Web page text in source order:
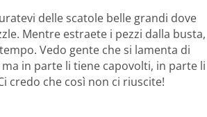
delle scatole belle grandi dove
Mentre estraete i pezzi dalla busta,
Vedo gente che si lamenta di
in parte li tiene capovolti, in parte li
credo che così non ci riuscite!